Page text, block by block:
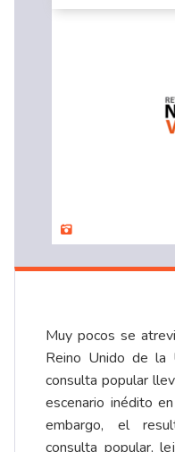
Muy pocos se
Reino Unido de la
consulta popular
escenario inédito
embargo, el
consulta popular,